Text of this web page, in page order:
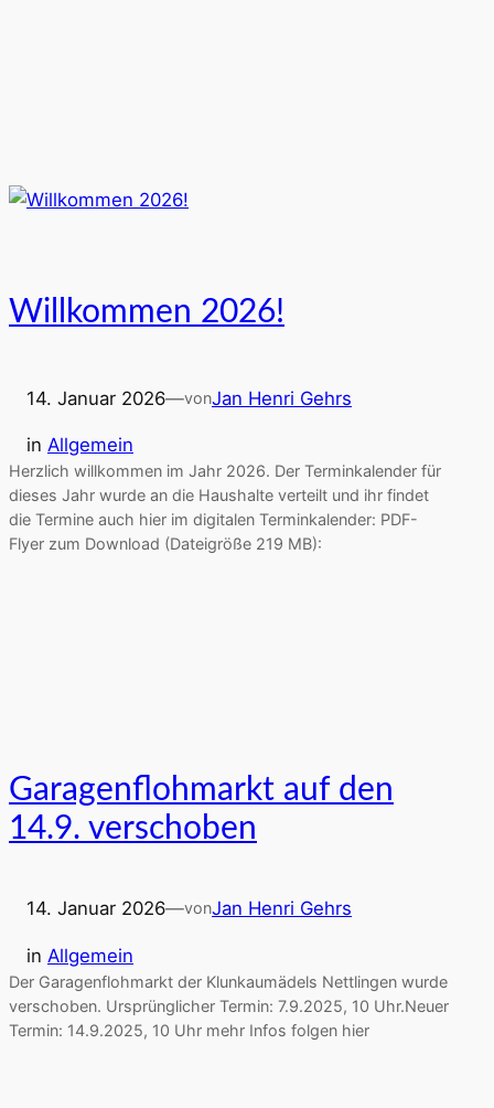
Willkommen 2026!
14. Januar 2026—vonJan Henri Gehrs
in Allgemein
Herzlich willkommen im Jahr 2026. Der Terminkalender für
dieses Jahr wurde an die Haushalte verteilt und ihr findet
die Termine auch hier im digitalen Terminkalender: PDF-
Flyer zum Download (Dateigröße 219 MB):
Garagenflohmarkt auf den
14.9. verschoben
14. Januar 2026—vonJan Henri Gehrs
in Allgemein
Der Garagenflohmarkt der Klunkaumädels Nettlingen wurde
verschoben. Ursprünglicher Termin: 7.9.2025, 10 Uhr.Neuer
Termin: 14.9.2025, 10 Uhr mehr Infos folgen hier